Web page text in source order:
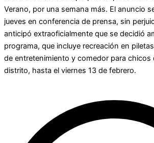
Verano, por una semana más. El anuncio
jueves en conferencia de prensa, sin
anticipó extraoficialmente que se decidió
programa, que incluye recreación en
de entretenimiento y comedor para chicos
distrito, hasta el viernes 13 de febrero.